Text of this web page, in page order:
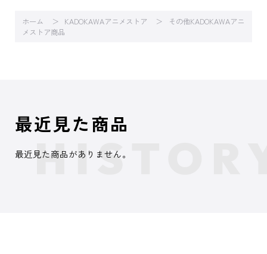
ホーム KADOKAWAアニメストア
その他KADOKAWAアニ
メストア商品
最近見た商品
最近見た商品がありません。